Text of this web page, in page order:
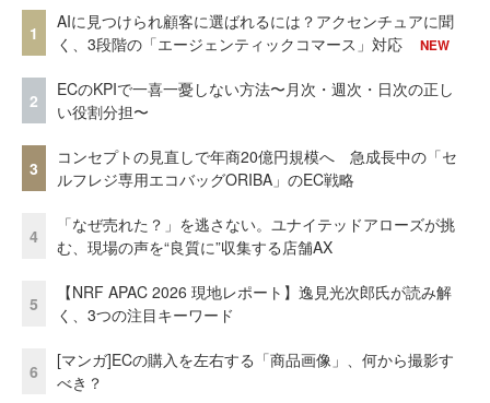
1
AIに見つけられ顧客に選ばれるには？アクセンチュアに聞
く、3段階の「エージェンティックコマース」対応
NEW
2
ECのKPIで一喜一憂しない方法〜月次・週次・日次の正し
い役割分担〜
3
コンセプトの見直しで年商20億円規模へ 急成長中の「セ
ルフレジ専用エコバッグORIBA」のEC戦略
4
「なぜ売れた？」を逃さない。ユナイテッドアローズが挑
む、現場の声を“良質に”収集する店舗AX
5
【NRF APAC 2026 現地レポート】逸見光次郎氏が読み解
く、3つの注目キーワード
6
[マンガ]ECの購入を左右する「商品画像」、何から撮影す
べき？